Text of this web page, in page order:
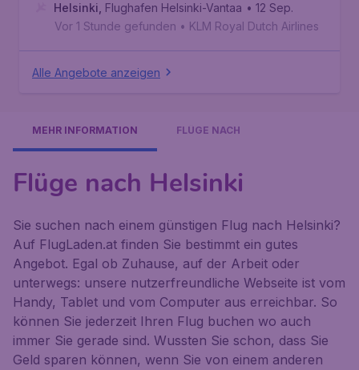
Helsinki Flughafen Helsinki-Vantaa • 12 Sep.
Vor 1 Stunde gefunden • KLM Royal Dutch Airlines
Alle Angebote anzeigen
MEHR INFORMATION FLÜGE NACH
Flüge nach Helsinki
Sie suchen nach einem günstigen Flug nach Helsinki?
Auf FlugLaden.at finden Sie bestimmt ein gutes
Angebot. Egal ob Zuhause, auf der Arbeit oder
unterwegs: unsere nutzerfreundliche Webseite ist vom
Handy, Tablet und vom Computer aus erreichbar. So
können Sie jederzeit Ihren Flug buchen wo auch
immer Sie gerade sind. Wussten Sie schon, dass Sie
Geld sparen können, wenn Sie von einem anderen